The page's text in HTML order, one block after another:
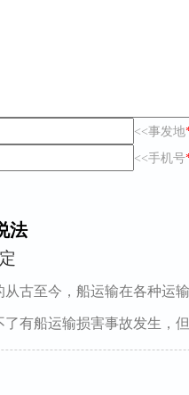
<<事发地
<<手机号
法
古至今，船运输在各种运
有船运输损害事故发生，